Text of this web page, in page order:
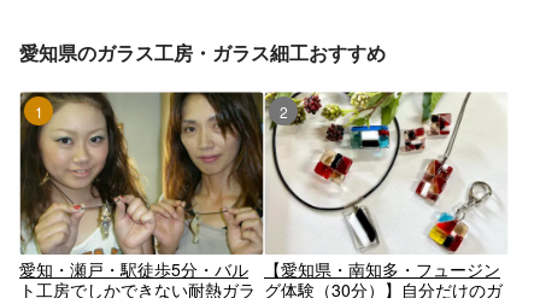
愛知県のガラス工房・ガラス細工おすすめ
1位
愛知・瀬戸・駅徒歩5分・バル
ト工房でしかできない耐熱ガラ
2位
【愛知県・南知多・フュージン
グ体験（30分）】自分だけのガ